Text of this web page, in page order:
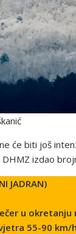
će biti još
izdao
JADRAN)
u okretanju
55-90 km/